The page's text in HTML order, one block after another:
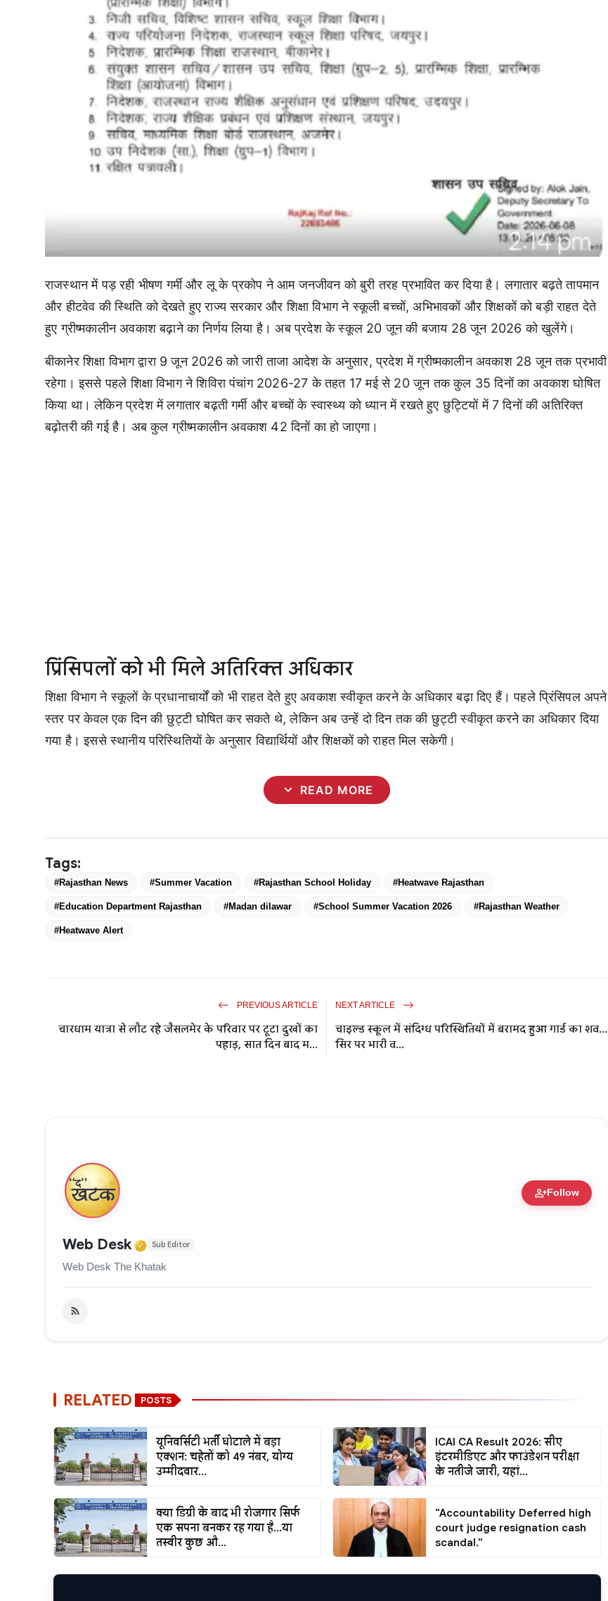
राजस्थान में पड़ रही भीषण गर्मी और लू के प्रकोप ने आम जनजीवन को बुरी तरह प्रभावित कर दिया है। लगातार बढ़ते तापमान
और हीटवेव की स्थिति को देखते हुए राज्य सरकार और शिक्षा विभाग ने स्कूली बच्चों, अभिभावकों और शिक्षकों को बड़ी राहत देते
हुए ग्रीष्मकालीन अवकाश बढ़ाने का निर्णय लिया है। अब प्रदेश के स्कूल 20 जून की बजाय 28 जून 2026 को खुलेंगे।
बीकानेर शिक्षा विभाग द्वारा 9 जून 2026 को जारी ताजा आदेश के अनुसार, प्रदेश में ग्रीष्मकालीन अवकाश 28 जून तक प्रभावी
रहेगा। इससे पहले शिक्षा विभाग ने शिविरा पंचांग 2026-27 के तहत 17 मई से 20 जून तक कुल 35 दिनों का अवकाश घोषित
किया था। लेकिन प्रदेश में लगातार बढ़ती गर्मी और बच्चों के स्वास्थ्य को ध्यान में रखते हुए छुट्टियों में 7 दिनों की अतिरिक्त
बढ़ोतरी की गई है। अब कुल ग्रीष्मकालीन अवकाश 42 दिनों का हो जाएगा।
प्रिंसिपलों को भी मिले अतिरिक्त अधिकार
शिक्षा विभाग ने स्कूलों के प्रधानाचार्यों को भी राहत देते हुए अवकाश स्वीकृत करने के अधिकार बढ़ा दिए हैं। पहले प्रिंसिपल अपने
स्तर पर केवल एक दिन की छुट्टी घोषित कर सकते थे, लेकिन अब उन्हें दो दिन तक की छुट्टी स्वीकृत करने का अधिकार दिया
गया है। इससे स्थानीय परिस्थितियों के अनुसार विद्यार्थियों और शिक्षकों को राहत मिल सकेगी।
expand_more READ MORE
Tags:
#Rajasthan News #Summer Vacation #Rajasthan School Holiday #Heatwave Rajasthan
#Education Department Rajasthan #Madan dilawar #School Summer Vacation 2026 #Rajasthan Weather
#Heatwave Alert
PREVIOUS ARTICLE
चारधाम यात्रा से लौट रहे जैसलमेर के परिवार पर टूटा दुखों का
पहाड़, सात दिन बाद म...
NEXT ARTICLE
चाइल्ड स्कूल में संदिग्ध परिस्थितियों में बरामद हुआ गार्ड का शव...
सिर पर भारी व...
person_addFollow
Web Desk Verified Media or Organization • 11 Jun, 2026
Sub Editor
Web Desk The Khatak
RELATED POSTS
यूनिवर्सिटी भर्ती घोटाले में बड़ा
एक्शन: चहेतों को 49 नंबर, योग्य
उम्मीदवार...
ICAI CA Result 2026: सीए
इंटरमीडिएट और फाउंडेशन परीक्षा
के नतीजे जारी, यहां...
क्या डिग्री के बाद भी रोजगार सिर्फ
एक सपना बनकर रह गया है...या
तस्वीर कुछ औ...
"Accountability Deferred high
court judge resignation cash
scandal."